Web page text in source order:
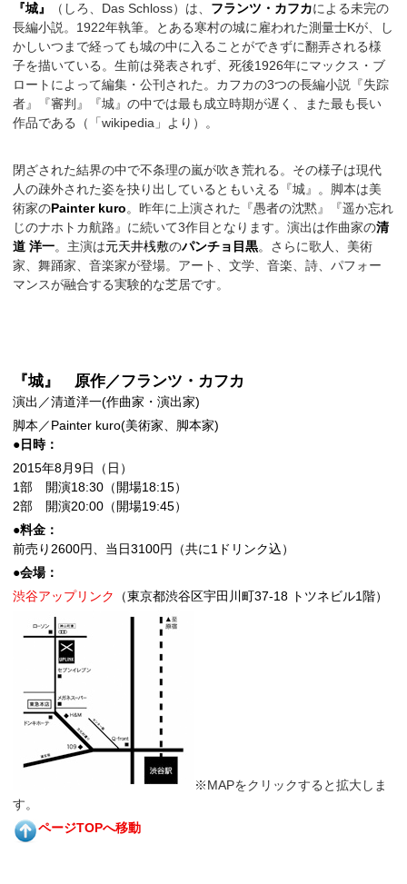
『城』 （しろ、Das Schloss）は、 フランツ・カフカによる未完の
長編小説。1922年執筆。とある寒村の城に雇われた測量士Kが、し
かしいつまで経っても城の中に入ることができずに翻弄される様
子を描いている。生前は発表されず、死後1926年にマックス・ブ
ロートによって編集・公刊された。カフカの3つの長編小説『失踪
者』『審判』『城』の中では最も成立時期が遅く、また最も長い
作品である（「wikipedia」より）。
閉ざされた結界の中で不条理の嵐が吹き荒れる。その様子は現代
人の疎外された姿を抉り出しているともいえる『城』。脚本は美
術家のPainter kuro。昨年に上演された『愚者の沈黙』『遥か忘れ
じのナホトカ航路』に続いて3作目となります。演出は作曲家の清
道 洋一。主演は元天井桟敷のパンチョ目黒。さらに歌人、美術
家、舞踊家、音楽家が登場。アート、文学、音楽、詩、パフォー
マンスが融合する実験的な芝居です。
『城』 原作／フランツ・カフカ
演出／清道洋一(作曲家・演出家)
脚本／Painter kuro(美術家、脚本家)
●日時：
2015年8月9日（日）
1部 開演18:30（開場18:15）
2部 開演20:00（開場19:45）
●料金：
前売り2600円、当日3100円（共に1ドリンク込）
●会場：
渋谷アップリンク
（東京都渋谷区宇田川町37-18 トツネビル1階）
※MAPをクリックすると拡大しま
す。
ページTOPへ移動